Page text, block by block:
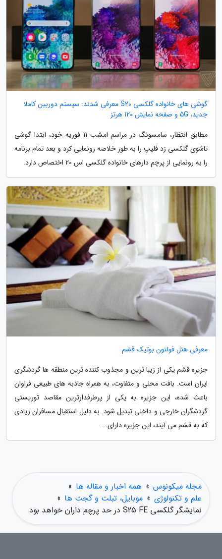
گوشی های خانواده گلکسی S20 معرفی شدند: سیستم دوربین کاملا
جدید، 5G و صفحه نمایش 120 هرتز
مطابق انتظار، سامسونگ در مراسم امشب 11 فوریه خود، ابتدا گوشی
تاشوی گلکسی زد فلیپ را به طور خلاصه رونمایی کرد و بعد تمام برنامه
را به رونمایی از پرچم دارهای خانواده گلکسی اس 20 اختصاص دارد.
معرفی هتل فولتون بوتیک قشم
جزیره قشم یکی از زیبا ترین و مجذوب کننده ترین منطقه ها گردشگری
ایران است. بافت محلی و متفاوت، به همراه جاذبه های طبیعی فراوان
باعث شده، این جزیره به یکی از پرطرفدارترین مقاصد توریستی
گردشگران خارجی و داخلی تبدیل شود. به دلیل استقبال مسافران زیادی
که به قشم می آیند، این جزیره دارای...
مجله میکونوس » همه اخبار و مقاله ها »
علم و تکنولوژی » موبایل، تبلت و گجت ها »
نمایشگر گلکسی S25 FE در حد پرچم داران خواهد بود